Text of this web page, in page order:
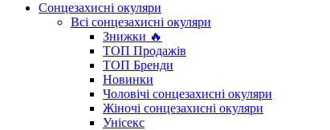
Сонцезахисні окуляри
Всі сонцезахисні окуляри
Знижки 🔥
ТОП Продажів
ТОП Бренди
Новинки
Чоловічі сонцезахисні окуляри
Жіночі сонцезахисні окуляри
Унісекс